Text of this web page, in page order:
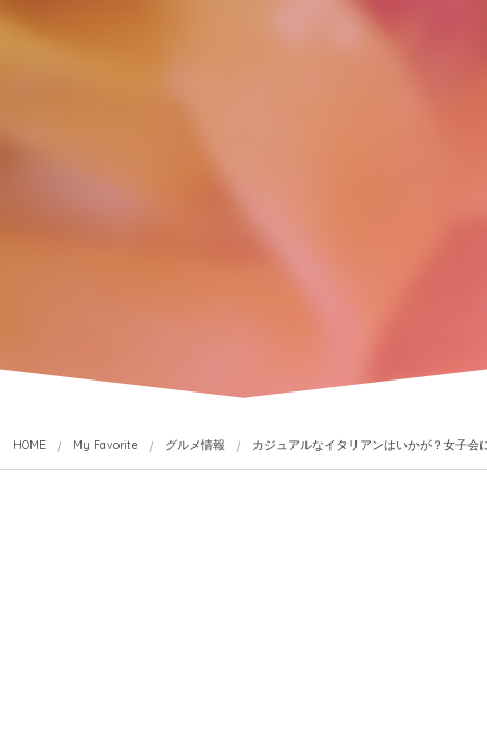
HOME My Favorite グルメ情報 カジュアルなイタリアンはいかが？女子会